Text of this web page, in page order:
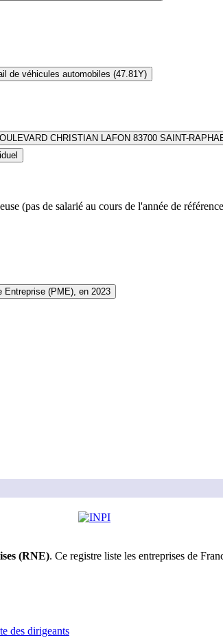
de véhicules automobiles (47.81Y)
CHRISTIAN LAFON 83700 SAINT-
(pas de salarié au cours de l'année de
Entreprise (PME), en 2023
(RNE). Ce registre liste les entreprises de
des dirigeants